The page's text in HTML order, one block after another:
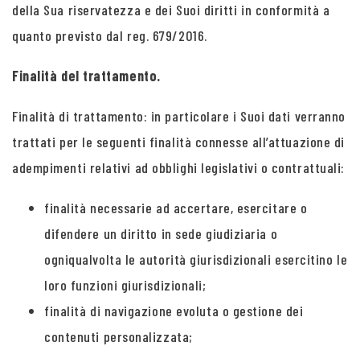
della Sua riservatezza e dei Suoi diritti in conformità a
quanto previsto dal reg. 679/2016.
Finalità del trattamento.
Finalità di trattamento: in particolare i Suoi dati verranno
trattati per le seguenti finalità connesse all’attuazione di
adempimenti relativi ad obblighi legislativi o contrattuali:
finalità necessarie ad accertare, esercitare o
difendere un diritto in sede giudiziaria o
ogniqualvolta le autorità giurisdizionali esercitino le
loro funzioni giurisdizionali;
finalità di navigazione evoluta o gestione dei
contenuti personalizzata;